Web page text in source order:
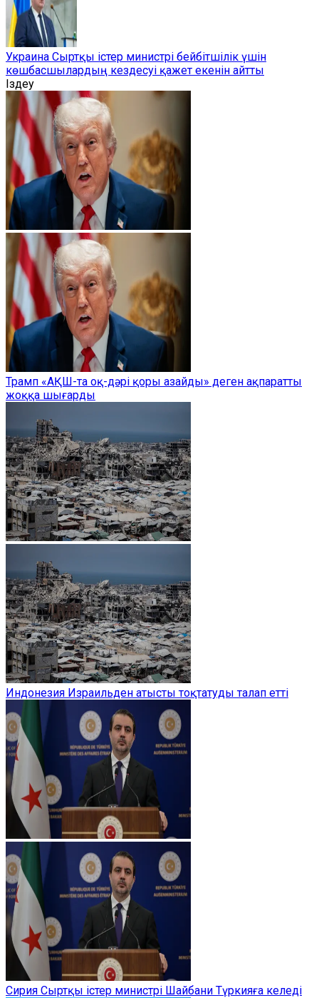
Украина Сыртқы істер министрі бейбітшілік үшін
көшбасшылардың кездесуі қажет екенін айтты
Іздеу
Трамп «АҚШ-та оқ-дәрі қоры азайды» деген ақпаратты
жоққа шығарды
Индонезия Израильден атысты тоқтатуды талап етті
Сирия Сыртқы істер министрі Шайбани Түркияға келеді